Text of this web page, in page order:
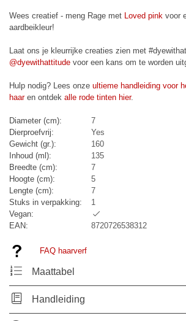
Wees creatief - meng Rage met Loved pink voor
aardbeikleur!
Laat ons je kleurrijke creaties zien met
@dyewithattitude voor een kans om te worden
Hulp nodig? Lees onze ultieme handleiding voor
haaren ontdek alle rode tinten hier.
Diameter (cm):
7
Dierproefvrij:
Yes
Gewicht (gr.):
160
Inhoud (ml):
135
Breedte (cm):
7
Hoogte (cm):
5
Lengte (cm):
7
Stuks in verpakking:
1
Vegan:
EAN:
8720726538312
FAQ haarverf
Maattabel
Handleiding